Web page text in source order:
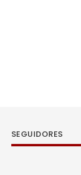
SEGUIDORES